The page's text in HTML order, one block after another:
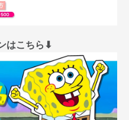
はこちら⬇︎